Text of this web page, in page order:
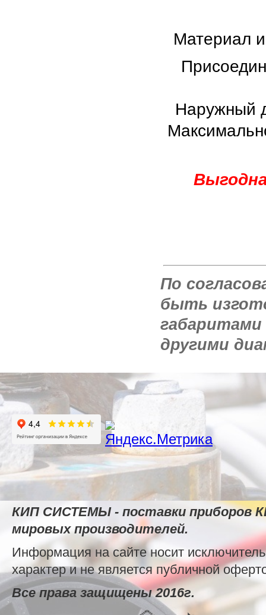
Материал
Наружный
По
быть
габаритами
другими
КИП СИСТЕМЫ - поставки приборов
мировых производителей.
Информация на сайте носит
характер и не является публичной
Все права защищены 2016г.